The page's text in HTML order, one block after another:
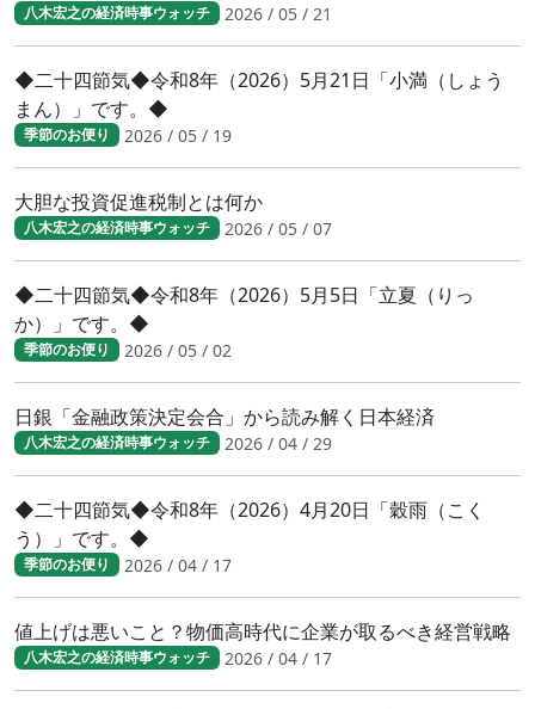
八木宏之の経済時事ウォッチ 2026 / 05 / 21
◆二十四節気◆令和8年（2026）5月21日「小満（しょう
まん）」です。◆
季節のお便り 2026 / 05 / 19
大胆な投資促進税制とは何か
八木宏之の経済時事ウォッチ 2026 / 05 / 07
◆二十四節気◆令和8年（2026）5月5日「立夏（りっ
か）」です。◆
季節のお便り 2026 / 05 / 02
日銀「金融政策決定会合」から読み解く日本経済
八木宏之の経済時事ウォッチ 2026 / 04 / 29
◆二十四節気◆令和8年（2026）4月20日「穀雨（こく
う）」です。◆
季節のお便り 2026 / 04 / 17
値上げは悪いこと？物価高時代に企業が取るべき経営戦略
八木宏之の経済時事ウォッチ 2026 / 04 / 17